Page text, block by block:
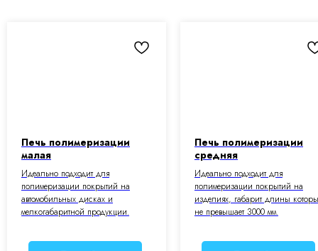
Печь полимеризации
малая
Идеально подходит для
полимеризации покрытий на
автомобильных дисках и
мелкогабаритной продукции.
Печь полимеризации
средняя
Идеально подходит для
полимеризации покрытий на
изделиях, габарит длины
не превышает 3000 мм.